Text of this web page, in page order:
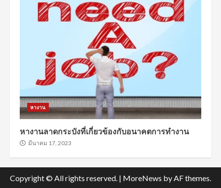
หางาน
หางานลาดกระบังที่เกี่ยวข้องกับอนาคตการทำงาน
มีนาคม 17, 2023
Copyright © All rights reserved. | MoreNews by AF themes.